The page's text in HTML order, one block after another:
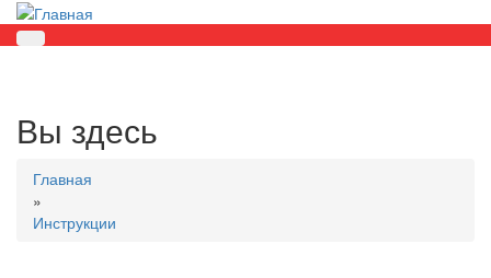
Вы здесь
Главная
»
Инструкции